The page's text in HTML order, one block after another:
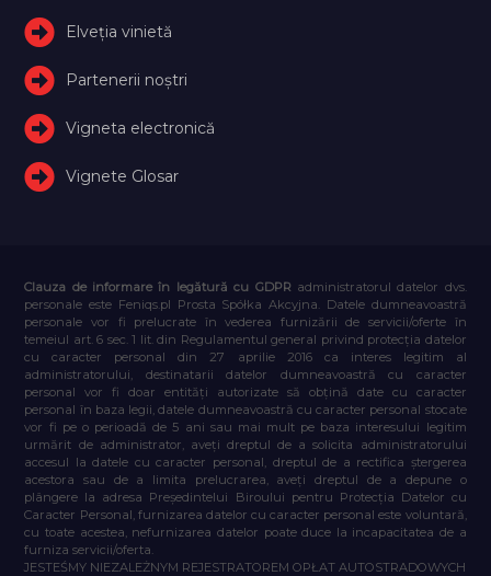
Elveţia vinietă
Partenerii noștri
Vigneta electronică
Vignete Glosar
Clauza de informare în legătură cu GDPR administratorul datelor dvs.
personale este Feniqs.pl Prosta Spółka Akcyjna. Datele dumneavoastră
personale vor fi prelucrate în vederea furnizării de servicii/oferte în
temeiul art. 6 sec. 1 lit. din Regulamentul general privind protecția datelor
cu caracter personal din 27 aprilie 2016 ca interes legitim al
administratorului, destinatarii datelor dumneavoastră cu caracter
personal vor fi doar entități autorizate să obțină date cu caracter
personal în baza legii, datele dumneavoastră cu caracter personal stocate
vor fi pe o perioadă de 5 ani sau mai mult pe baza interesului legitim
urmărit de administrator, aveți dreptul de a solicita administratorului
accesul la datele cu caracter personal, dreptul de a rectifica ștergerea
acestora sau de a limita prelucrarea, aveți dreptul de a depune o
plângere la adresa Președintelui Biroului pentru Protecția Datelor cu
Caracter Personal, furnizarea datelor cu caracter personal este voluntară,
cu toate acestea, nefurnizarea datelor poate duce la incapacitatea de a
furniza servicii/oferta.
JESTEŚMY NIEZALEŻNYM REJESTRATOREM OPŁAT AUTOSTRADOWYCH